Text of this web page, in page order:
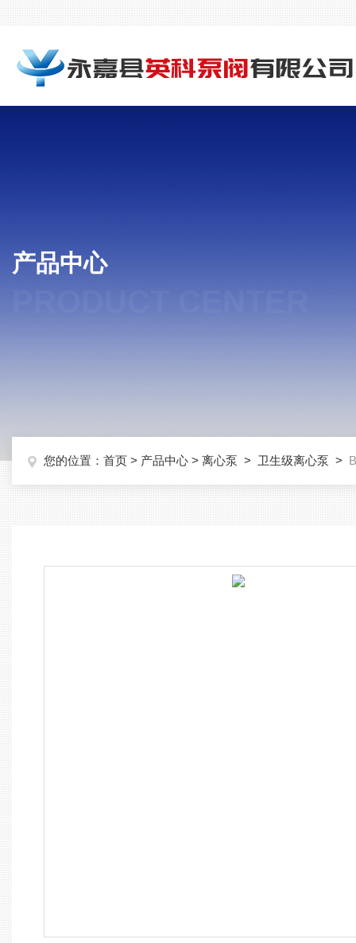
产品中心
您的位置： 首页 > 产品中心 > 离心泵 > 卫生级离心泵 >